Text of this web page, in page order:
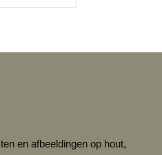
en afbeeldingen op hout,